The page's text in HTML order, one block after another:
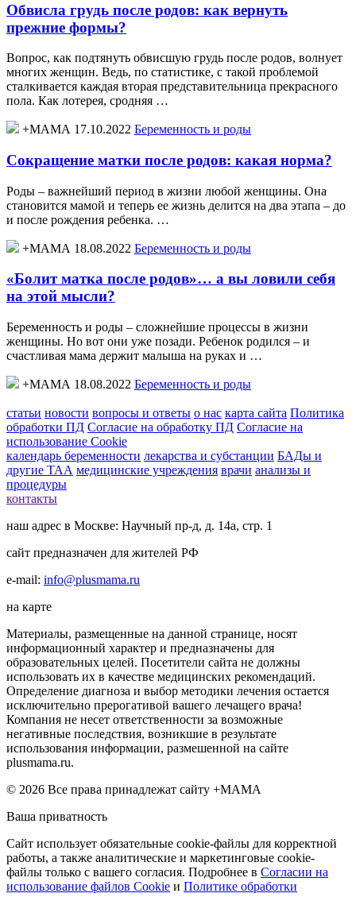
Обвисла грудь после родов: как вернуть
прежние формы?
Вопрос, как подтянуть обвисшую грудь после родов, волнует
многих женщин. Ведь, по статистике, с такой проблемой
сталкивается каждая вторая представительница прекрасного
пола. Как лотерея, сродняя …
+МАМА 17.10.2022 Беременность и роды
Сокращение матки после родов: какая норма?
Роды – важнейший период в жизни любой женщины. Она
становится мамой и теперь ее жизнь делится на два этапа – до
и после рождения ребенка. …
+МАМА 18.08.2022 Беременность и роды
«Болит матка после родов»… а вы ловили себя
на этой мысли?
Беременность и роды – сложнейшие процессы в жизни
женщины. Но вот они уже позади. Ребенок родился – и
счастливая мама держит малыша на руках и …
+МАМА 18.08.2022 Беременность и роды
статьи новости вопросы и ответы о нас карта сайта Политика
обработки ПД Согласие на обработку ПД Согласие на
использование Cookie
календарь беременности лекарства и субстанции БАДы и
другие ТАА медицинские учреждения врачи анализы и
процедуры
контакты
наш адрес в Москве: Научный пр-д, д. 14а, стр. 1
сайт предназначен для жителей РФ
e-mail: info@plusmama.ru
на карте
Материалы, размещенные на данной странице, носят
информационный характер и предназначены для
образовательных целей. Посетители сайта не должны
использовать их в качестве медицинских рекомендаций.
Определение диагноза и выбор методики лечения остается
исключительно прерогативой вашего лечащего врача!
Компания не несет ответственности за возможные
негативные последствия, возникшие в результате
использования информации, размешенной на сайте
plusmama.ru.
© 2026 Все права принадлежат сайту +МАМА
Ваша приватность
Сайт использует обязательные cookie-файлы для корректной
работы, а также аналитические и маркетинговые cookie-
файлы только с вашего согласия. Подробнее в Согласии на
использование файлов Cookie и Политике обработки